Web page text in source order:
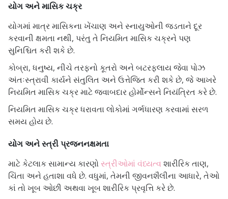
યોગ અને માસિક ચક્ર
યોગમાં માત્ર માસિકના ખેંચાણ અને સ્નાયુઓની જડતાને દૂર
કરવાની ક્ષમતા નથી, પરંતુ તે નિયમિત માસિક ચક્રને પણ
સુનિશ્ચિત કરી શકે છે.
કોબ્રા, ધનુષ્ય, નીચે તરફનો કૂતરો અને બટરફ્લાય જેવા પોઝ
અંતઃસ્ત્રાવી કાર્યને સંતુલિત અને ઉત્તેજિત કરી શકે છે, જે આખરે
નિયમિત માસિક ચક્ર માટે જવાબદાર હોર્મોન્સને નિયંત્રિત કરે છે.
નિયમિત માસિક ચક્ર ધરાવતા લોકોમાં ગર્ભધારણ કરવામાં સરળ
સમય હોય છે.
યોગ અને સ્ત્રી પ્રજનનક્ષમતા
માટે કેટલાક સામાન્ય કારણોસ્ત્રીઓમાં વંધ્યત્વ શારીરિક તાણ,
ચિંતા અને હતાશા વધે છે. વધુમાં, તેમની જીવનશૈલીના આધારે, તેઓ
કાં તો ખૂબ ઓછી અથવા ખૂબ શારીરિક પ્રવૃત્તિ કરે છે.